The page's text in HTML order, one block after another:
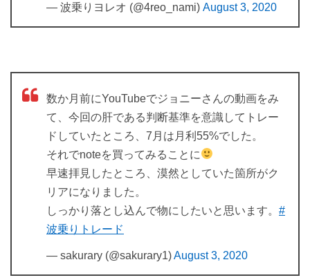
— 波乗りヨレオ (@4reo_nami) August 3, 2020
数か月前にYouTubeでジョニーさんの動画をみ
て、今回の肝である判断基準を意識してトレー
ドしていたところ、7月は月利55%でした。
それでnoteを買ってみることに
早速拝見したところ、漠然としていた箇所がク
リアになりました。
しっかり落とし込んで物にしたいと思います。 #
波乗りトレード
— sakurary (@sakurary1)August 3, 2020